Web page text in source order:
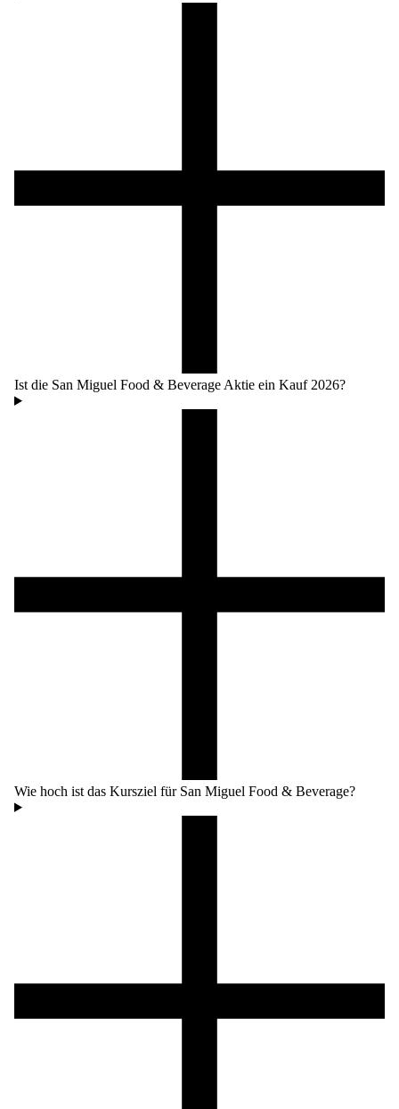
Ist die San Miguel Food & Beverage Aktie ein Kauf 2026?
Wie hoch ist das Kursziel für San Miguel Food & Beverage?